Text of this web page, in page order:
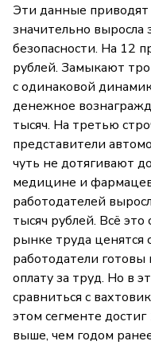
Эти данные приводят
значительно выросла
безопасности. На 12
рублей. Замыкают
с одинаковой
денежное
тысяч. На третью
представители
чуть не дотягивают
медицине и
работодателей
тысяч рублей. Всё это
рынке труда ценятся
работодатели готовы
оплату за труд. Но в
сравниться с
этом сегменте
выше, чем годом